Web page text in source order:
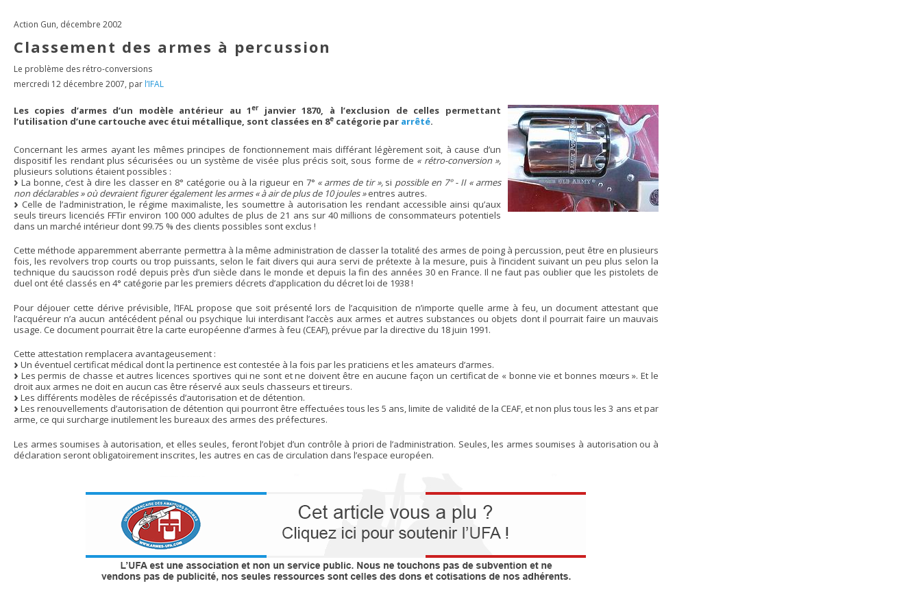
Action Gun, décembre 2002
Classement des armes à percussion
Le problème des rétro-conversions
mercredi 12 décembre 2007, par l’IFAL
Les copies d’armes d’un modèle antérieur au 1er
janvier 1870, à l’exclusion de celles permettant
l’utilisation d’une cartouche avec étui métallique, sont classées en 8e catégorie par arrêté.
Concernant les armes ayant les mêmes principes de fonctionnement mais différant légèrement soit, à cause d’un
dispositif les rendant plus sécurisées ou un système de visée plus précis soit, sous forme de « rétro-conversion »,
plusieurs solutions étaient possibles :
La bonne, c’est à dire les classer en 8° catégorie ou à la rigueur en 7° « armes de tir »,si possible en 7° - II « armes
non déclarables » où devraient figurer également les armes « à air de plus de 10 joules »entres autres.
Celle de l’administration, le régime maximaliste, les soumettre à autorisation les rendant accessible ainsi qu’aux
seuls tireurs licenciés FFTir environ 100 000 adultes de plus de 21 ans sur 40 millions de consommateurs potentiels
dans un marché intérieur dont 99.75 % des clients possibles sont exclus !
Cette méthode apparemment aberrante permettra à la même administration de classer la totalité des armes de poing à percussion, peut être en plusieurs
fois, les revolvers trop courts ou trop puissants, selon le fait divers qui aura servi de prétexte à la mesure, puis à l’incident suivant un peu plus selon la
technique du saucisson rodé depuis près d’un siècle dans le monde et depuis la fin des années 30 en France. Il ne faut pas oublier que les pistolets de
duel ont été classés en 4° catégorie par les premiers décrets d’application du décret loi de 1938 !
Pour déjouer cette dérive prévisible, l’IFAL propose que soit présenté lors de l’acquisition de n’importe quelle arme à feu, un document attestant que
l’acquéreur n’a aucun antécédent pénal ou psychique lui interdisant l’accès aux armes et autres substances ou objets dont il pourrait faire un mauvais
usage. Ce document pourrait être la carte européenne d’armes à feu (CEAF), prévue par la directive du 18 juin 1991.
Cette attestation remplacera avantageusement :
Un éventuel certificat médical dont la pertinence est contestée à la fois par les praticiens et les amateurs d’armes.
Les permis de chasse et autres licences sportives qui ne sont et ne doivent être en aucune façon un certificat de « bonne vie et bonnes mœurs ». Et le
droit aux armes ne doit en aucun cas être réservé aux seuls chasseurs et tireurs.
Les différents modèles de récépissés d’autorisation et de détention.
Les renouvellements d’autorisation de détention qui pourront être effectuées tous les 5 ans, limite de validité de la CEAF, et non plus tous les 3 ans et par
arme, ce qui surcharge inutilement les bureaux des armes des préfectures.
Les armes soumises à autorisation, et elles seules, feront l’objet d’un contrôle à priori de l’administration. Seules, les armes soumises à autorisation ou à
déclaration seront obligatoirement inscrites, les autres en cas de circulation dans l’espace européen.